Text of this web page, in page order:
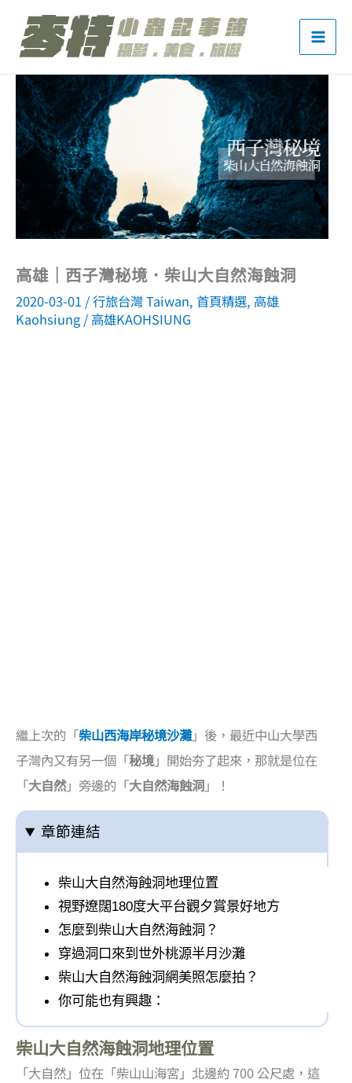
高雄｜西子灣秘境．柴山大自然海蝕洞
2020-03-01 /行旅台灣 Taiwan, 首頁精選, 高雄
Kaohsiung / 高雄KAOHSIUNG
繼上次的「柴山西海岸秘境沙灘」後，最近中山大學西
子灣內又有另一個「秘境」開始夯了起來，那就是位在
「大自然」旁邊的「大自然海蝕洞」！
章節連結
柴山大自然海蝕洞地理位置
視野遼闊180度大平台觀夕賞景好地方
怎麼到柴山大自然海蝕洞？
穿過洞口來到世外桃源半月沙灘
柴山大自然海蝕洞網美照怎麼拍？
你可能也有興趣：
柴山大自然海蝕洞地理位置
「大自然」位在「柴山山海宮」北邊約 700 公尺處，這